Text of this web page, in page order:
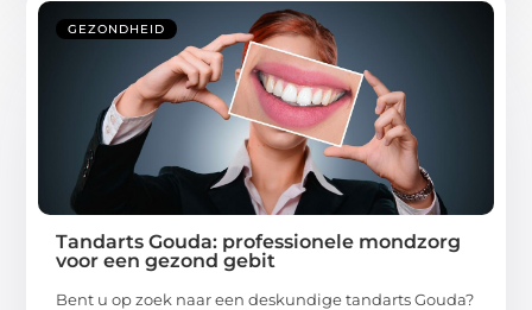
GEZONDHEID
Tandarts Gouda: professionele mondzorg
voor een gezond gebit
Bent u op zoek naar een deskundige tandarts Gouda?